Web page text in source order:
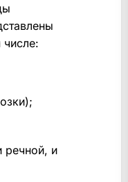
речной, и